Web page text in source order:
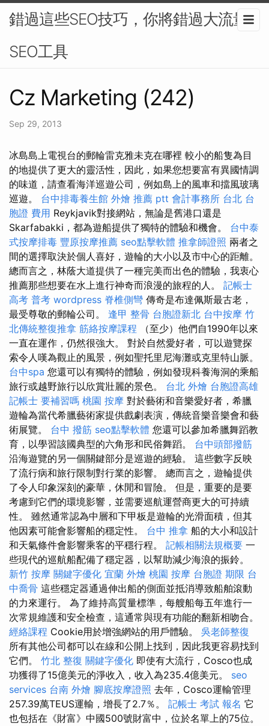
錯過這些SEO技巧，你將錯過大流量-
SEO工具
Cz Marketing (242)
Sep 29, 2013
冰島島上​​電視台的郵輪雷克雅未克在哪裡 較小的船隻為目
的地提供了更大的靈活性，因此，如果您想要富有異國情調
的味道，請查看海洋巡遊公司，例如島上的風車和擋風玻璃
巡遊。 台中排毒養生館 外燴 推薦 ptt 會計事務所 台北 台
胞證 費用 Reykjavik對接網站，無論是舊港口還是
Skarfabakki，都為遊船提供了獨特的體驗和機會。 台中泰
式按摩排毒 豐原按摩推薦 seo點擊軟體 推拿師證照 兩者之
間的選擇取決於個人喜好，遊輪的大小以及市中心的距離。
總而言之，林蔭大道提供了一種完美而出色的體驗，我衷心
推薦那些想要在水上進行神奇而浪漫的旅程的人。 記帳士
高考 普考 wordpress 脊椎側彎 傳奇是布達佩斯最古老，
最受尊敬的郵輪公司。 逢甲 整骨 台胞證新北 台中按摩 竹
北傳統整復推拿 筋絡按摩課程 （至少）他們自1990年以來
一直在運作，仍然很強大。 對於自然愛好者，可以遊覽探
索令人嘆為觀止的風景，例如聖托里尼海灘或克里特山脈。
台中spa 您還可以有獨特的體驗，例如發現科養海洞的乘船
旅行或越野旅行以欣賞壯麗的景色。 台北 外燴 台胞證高雄
記帳士 要補習嗎 桃園 按摩 對於藝術和音樂愛好者，希臘
遊輪為當代希臘藝術家提供戲劇表演，傳統音樂音樂會和藝
術展覽。 台中 撥筋 seo點擊軟體 您還可以參加希臘舞蹈教
育，以學習該國典型的六角形和民俗舞蹈。 台中頭部撥筋
沿海遊覽的另一個關鍵部分是巡遊的經驗。 這些數字反映
了流行病和旅行限制對行業的影響。 總而言之，遊輪提供
了令人印象深刻的豪華，休閒和冒險。 但是，重要的是要
考慮到它們的環境影響，並需要巡航運營商更大的可持續
性。 雖然通常認為中層和下甲板是遊輪的光滑面積，但其
他因素可能會影響船的穩定性。 台中 推拿 船的大小和設計
和天氣條件會影響乘客的平穩行程。 記帳相關法規概要 一
些現代的巡航船配備了穩定器，以幫助減少海浪的振鈴。
新竹 按摩 關鍵字優化 宜蘭 外燴 桃園 按摩 台胞證 期限 台
中喬骨 這些穩定器通過伸出船的側面並抵消導致船舶滾動
的力來運行。 為了維持高質量標準，每艘船每五年進行一
次常規維護和安全檢查，這通常與現有功能的翻新相吻合。
經絡課程 Cookie用於增強網站的用戶體驗。 吳老師整復
所有其他公司都可以在線和公開上找到，因此我更容易找到
它們。 竹北 整復 關鍵字優化 即使有大流行，Cosco也成
功獲得了15億美元的淨收入，收入為235.4億美元。 seo
services 台南 外燴 腳底按摩證照 去年，Cosco運輸管理
257.39萬TEUS運輸，增長了2.7％。 記帳士 考試 報名 它
也包括在《財富》中國500號財富中，位於名單上的75位。